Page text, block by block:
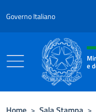
Governo Italiano
Intestazione
e